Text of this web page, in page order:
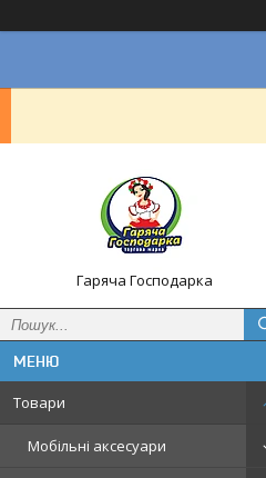
Гаряча Господарка
Товари
Мобільні аксесуари